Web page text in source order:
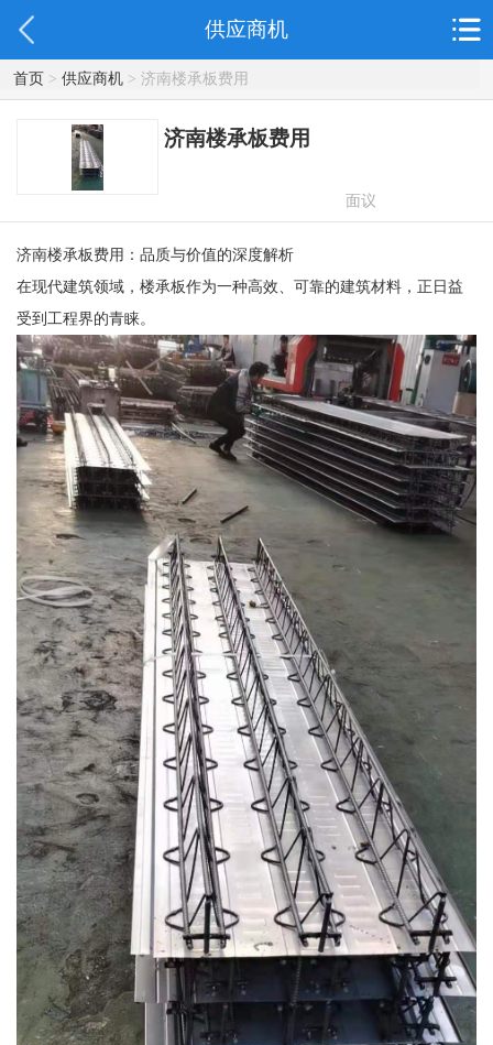
供应商机
首页> 供应商机> 济南楼承板费用
济南楼承板费用
面议
济南楼承板费用：品质与价值的深度解析
在现代建筑领域，楼承板作为一种高效、可靠的建筑材料，正日益
受到工程界的青睐。